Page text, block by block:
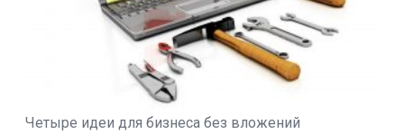
Четыре идеи для бизнеса без вложений